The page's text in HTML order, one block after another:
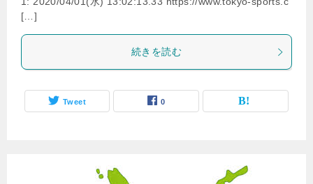
[…]
続きを読む
Tweet 0